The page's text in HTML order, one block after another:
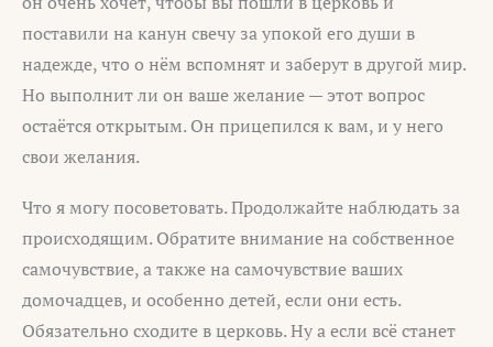
поставили на канун свечу за упокой его души в
надежде, что о нём вспомнят и заберут в другой мир.
Но выполнит ли он ваше желание — этот вопрос
остаётся открытым. Он прицепился к вам, и у него
свои желания.
Что я могу посоветовать. Продолжайте наблюдать за
происходящим. Обратите внимание на собственное
самочувствие, а также на самочувствие ваших
домочадцев, и особенно детей, если они есть.
Обязательно сходите в церковь. Ну а если всё станет